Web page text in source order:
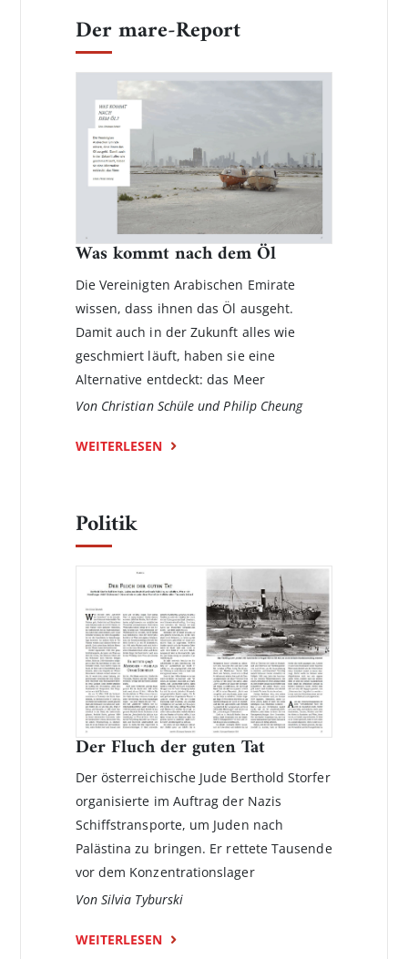
Der mare-Report
Was kommt nach dem Öl
Die Vereinigten Arabischen Emirate
wissen, dass ihnen das Öl ausgeht.
Damit auch in der Zukunft alles wie
geschmiert läuft, haben sie eine
Alternative entdeckt: das Meer
Von Christian Schüle und Philip Cheung
WEITERLESEN
Politik
Der Fluch der guten Tat
Der österreichische Jude Berthold Storfer
organisierte im Auftrag der Nazis
Schiffstransporte, um Juden nach
Palästina zu bringen. Er rettete Tausende
vor dem Konzentrationslager
Von Silvia Tyburski
WEITERLESEN